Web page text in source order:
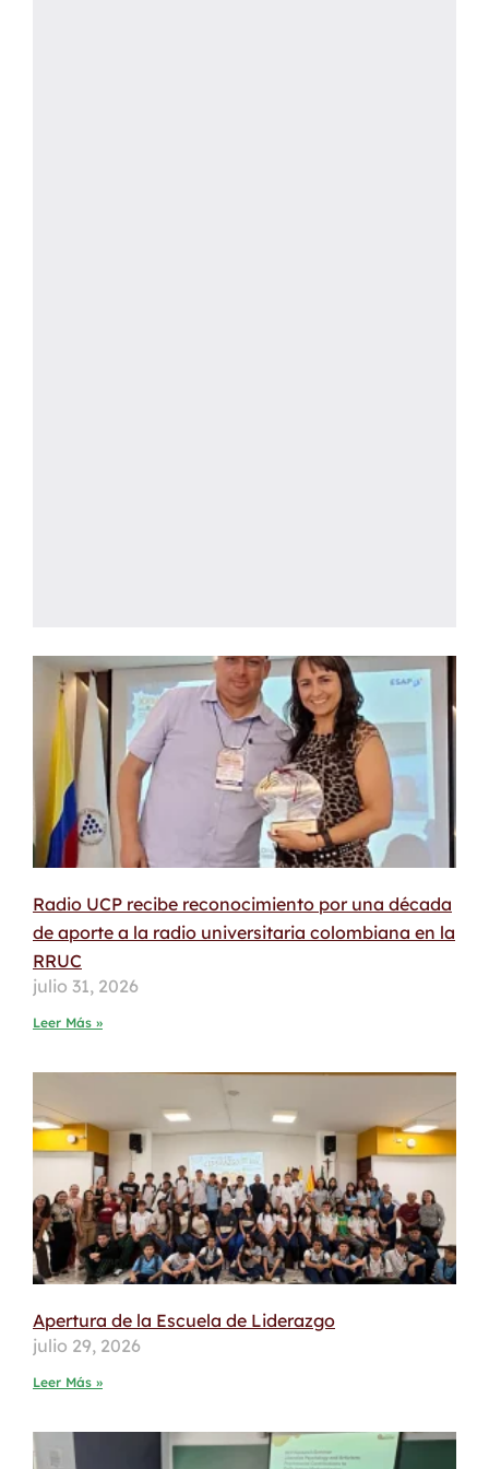
Radio UCP recibe reconocimiento por una década
de aporte a la radio universitaria colombiana en la
RRUC
julio 31, 2026
Leer Más »
Apertura de la Escuela de Liderazgo
julio 29, 2026
Leer Más »